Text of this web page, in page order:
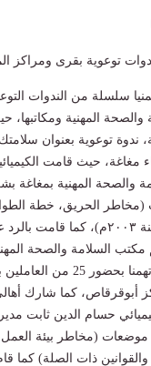
سلسلة من الندوات
والصحة المهنية
مغاغة، حيث قامت
والصحة المهنية بمغاغة
(مخاطر الحريق، خطة
الوزارية ١٢٦و ١٣٤لسنة ٢٠٠٣م)، كما
مكتب السلامة والصحة
توعية بعنوان سلامتك
أبوقرقاص، كما شارك
حسام الدين ثابت
موضعات (مخاطر بيئة
والقوانين ذات الصلة) كما